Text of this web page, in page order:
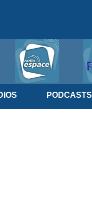
PODCASTS